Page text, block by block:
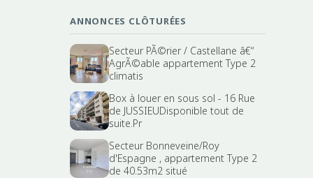
ANNONCES CLÔTURÉES
Secteur PÃ©rier / Castellane â€“
AgrÃ©able appartement Type 2
climatis
Box à louer en sous sol - 16 Rue
de JUSSIEUDisponible tout de
suite.Pr
Secteur Bonneveine/Roy
d'Espagne , appartement Type 2
de 40.53m2 situé